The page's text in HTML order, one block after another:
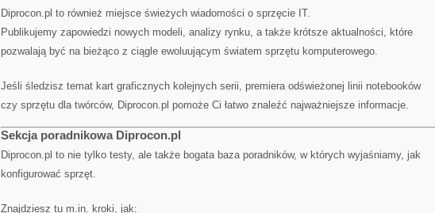
Diprocon.pl to również miejsce świeżych wiadomości o sprzęcie IT.
Publikujemy zapowiedzi nowych modeli, analizy rynku, a także krótsze aktualności, które
pozwalają być na bieżąco z ciągle ewoluującym światem sprzętu komputerowego.
Jeśli śledzisz temat kart graficznych kolejnych serii, premiera odświeżonej linii notebooków
czy sprzętu dla twórców, Diprocon.pl pomoże Ci łatwo znaleźć najważniejsze informacje.
Sekcja poradnikowa Diprocon.pl
Diprocon.pl to nie tylko testy, ale także bogata baza poradników, w których wyjaśniamy, jak
konfigurować sprzęt.
Znajdziesz tu m.in. kroki, jak: